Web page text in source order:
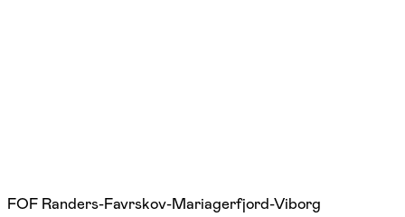
FOF Randers-Favrskov-Mariagerfjord-Viborg